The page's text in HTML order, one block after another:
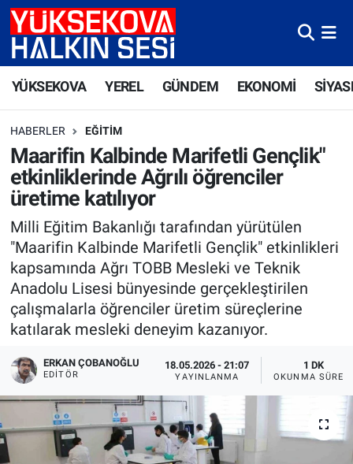
YÜKSEKOVA YEREL GÜNDEM EKONOMİ
HABERLER EĞITIM
Maarifin Kalbinde Marifetli Gençlik"
etkinliklerinde Ağrılı öğrenciler
üretime katılıyor
Milli Eğitim Bakanlığı tarafından yürütülen
"Maarifin Kalbinde Marifetli Gençlik" etkinlikleri
kapsamında Ağrı TOBB Mesleki ve Teknik
Anadolu Lisesi bünyesinde gerçekleştirilen
çalışmalarla öğrenciler üretim süreçlerine
katılarak mesleki deneyim kazanıyor.
ERKAN ÇOBANOĞLU
EDITÖR
18.05.2026 - 21:07
YAYINLANMA
1 DK
OKUNMA SÜRESI
Yüksekova Nöbetçi Eczaneler
Süper Lig Puan Durumu ve Fikstür
Tüm Manşetler
Son Dakika Haberleri
Haber Arşivi